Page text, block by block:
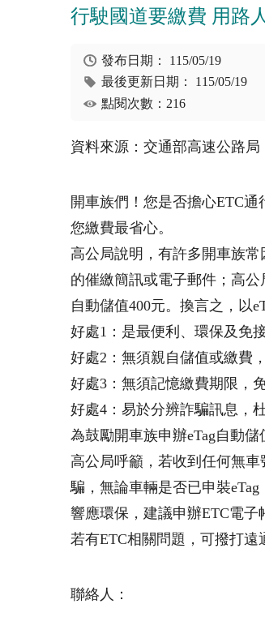
行駛國道要繳費 用路
發布日期： 115/05/19
最後更新日期： 115/05/19
點閱次數：216
資料來源：交通部高速公路局
開車族們！您是否擔心ETC
您繳費最省心。
高公局說明，有許多開車族
的催繳簡訊或電子郵件；高
自動儲值400元。換言之，以
好處1：是最便利、環保及免
好處2：無須親自儲值或繳費
好處3：無須記憶繳費期限，
好處4：易於分辨詐騙訊息，
為鼓勵開車族申辦eTag自動
高公局呼籲，若收到任何無
騙，無論車輛是否已申裝
響應環保，建議申辦ETC電子
若有ETC相關問題，可撥打遠
聯絡人：